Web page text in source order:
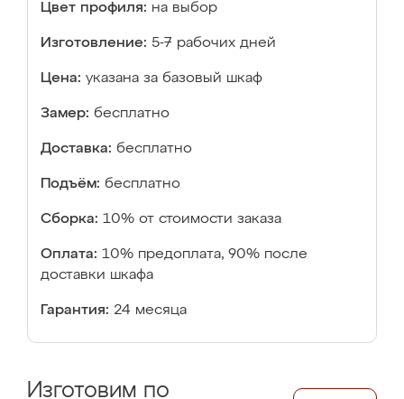
Цвет профиля: на выбор
Изготовление: 5-7 рабочих дней
Цена: указана за базовый шкаф
Замер: бесплатно
Доставка: бесплатно
Подъём: бесплатно
Сборка: 10% от стоимости заказа
Оплата: 10% предоплата, 90% после
доставки шкафа
Гарантия: 24 месяца
Изготовим по